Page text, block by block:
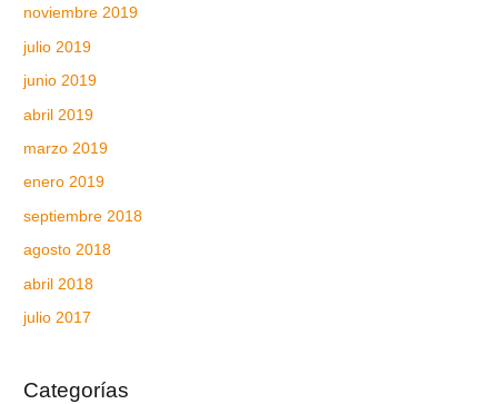
noviembre 2019
julio 2019
junio 2019
abril 2019
marzo 2019
enero 2019
septiembre 2018
agosto 2018
abril 2018
julio 2017
Categorías